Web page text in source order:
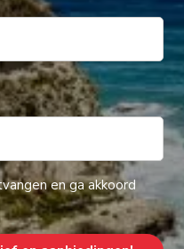
en ga akkoord